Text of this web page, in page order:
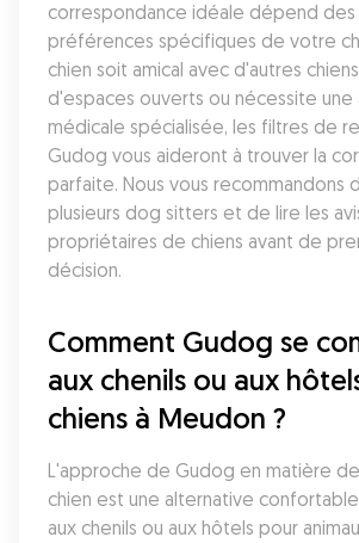
correspondance idéale dépend des
préférences spécifiques de votre
chien soit amical avec d'autres
d'espaces ouverts ou nécessite
médicale spécialisée, les filtres de
Gudog vous aideront à trouver la
parfaite. Nous vous recommandons
plusieurs dog sitters et de lire les
propriétaires de chiens avant de
décision.
Comment Gudog se
aux chenils ou aux
chiens à Meudon ?
L'approche de Gudog en matière
chien est une alternative
aux chenils ou aux hôtels pour